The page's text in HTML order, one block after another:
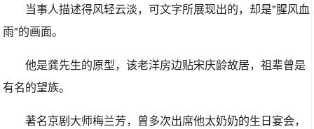
当事人描述得风轻云淡，可文字所展现出的，却是"腥风血
雨"的画面。
他是龚先生的原型，该老洋房边贴宋庆龄故居，祖辈曾是
有名的望族。
著名京剧大师梅兰芳，曾多次出席他太奶奶的生日宴会，